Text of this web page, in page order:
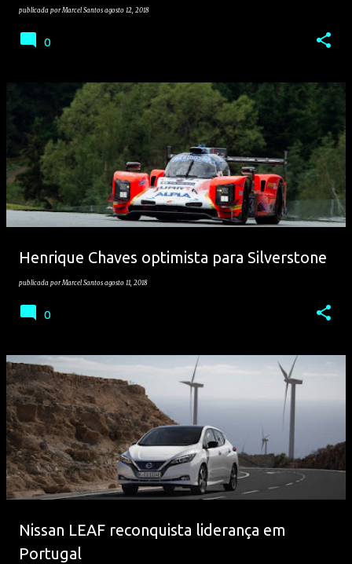
publicada porMarcel Santos agosto 12, 2018
0
Henrique Chaves optimista para Silverstone
publicada porMarcel Santos agosto 11, 2018
0
Nissan LEAF reconquista liderança em
Portugal